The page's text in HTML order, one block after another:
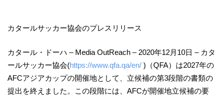
カタールサッカー協会のプレスリリース
カタール・ドーハ – Media OutReach – 2020年12月 10日 – カタ
ールサッカー協会(https://www.qfa.qa/en/ )（QFA） は2027年の
AFCアジアカップの開催地として、立候補の第3段階の書類の
提出を終えました。この段階には、 AFCが開催地立候補の要